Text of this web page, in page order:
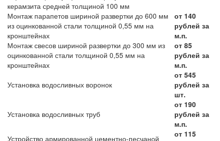
керамзита средней толщиной 100 мм
Монтаж парапетов шириной развертки до 600 мм
из оцинкованной стали толщиной 0,55 мм на
кронштейнах
от 140
рублей за
м.п.
Монтаж свесов шириной развертки до 300 мм из
оцинкованной стали толщиной 0,55 мм на
кронштейнах
от 85
рублей за
м.п.
Установка водосливных воронок
от 545
рублей за
шт.
Установка водосливных труб
от 190
рублей за
м.п.
Устройство армированной цементно-песчаной
от 115